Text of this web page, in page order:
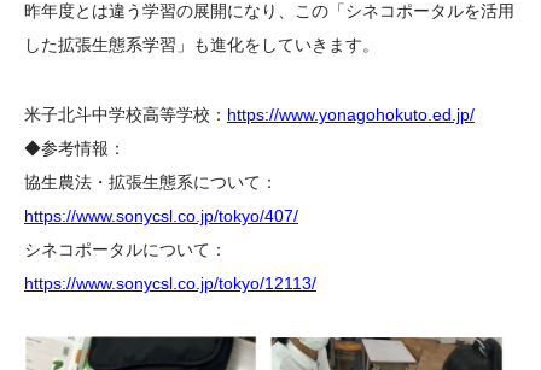
昨年度とは違う学習の展開になり、この「シネコポータルを活用
した拡張生態系学習」も進化をしていきます。
米子北斗中学校高等学校： https://www.yonagohokuto.ed.jp/
◆参考情報：
協生農法・拡張生態系について：
https://www.sonycsl.co.jp/tokyo/407/
シネコポータルについて：
https://www.sonycsl.co.jp/tokyo/12113/